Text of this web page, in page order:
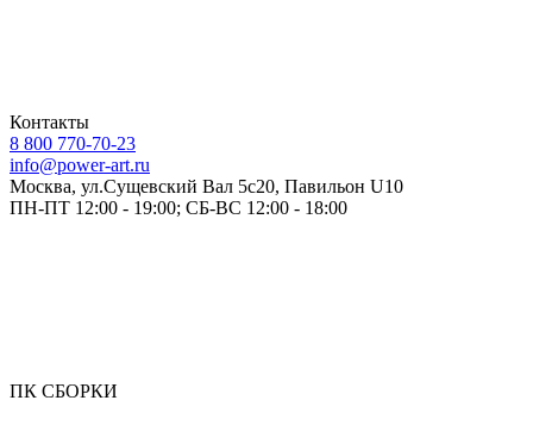
Контакты
8 800 770-70-23
info@power-art.ru
Москва, ул.Сущевский Вал 5с20, Павильон U10
ПН-ПТ 12:00 - 19:00; СБ-ВС 12:00 - 18:00
ПК СБОРКИ